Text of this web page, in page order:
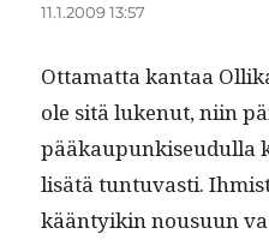
11.1.2009 13:57
Otta­mat­ta kan­taa
ole sitä lukenut, niin
lisätä tun­tu­vasti.
kään­tyikin nousu­un